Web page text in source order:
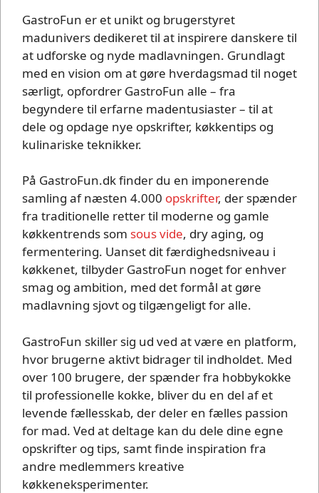
GastroFun er et unikt og brugerstyret
madunivers dedikeret til at inspirere danskere til
at udforske og nyde madlavningen. Grundlagt
med en vision om at gøre hverdagsmad til noget
særligt, opfordrer GastroFun alle – fra
begyndere til erfarne madentusiaster – til at
dele og opdage nye opskrifter, køkkentips og
kulinariske teknikker.
På GastroFun.dk finder du en imponerende
samling af næsten 4.000 opskrifter, der spænder
fra traditionelle retter til moderne og gamle
køkkentrends som sous vide, dry aging, og
fermentering. Uanset dit færdighedsniveau i
køkkenet, tilbyder GastroFun noget for enhver
smag og ambition, med det formål at gøre
madlavning sjovt og tilgængeligt for alle.
GastroFun skiller sig ud ved at være en platform,
hvor brugerne aktivt bidrager til indholdet. Med
over 100 brugere, der spænder fra hobbykokke
til professionelle kokke, bliver du en del af et
levende fællesskab, der deler en fælles passion
for mad. Ved at deltage kan du dele dine egne
opskrifter og tips, samt finde inspiration fra
andre medlemmers kreative
køkkeneksperimenter.